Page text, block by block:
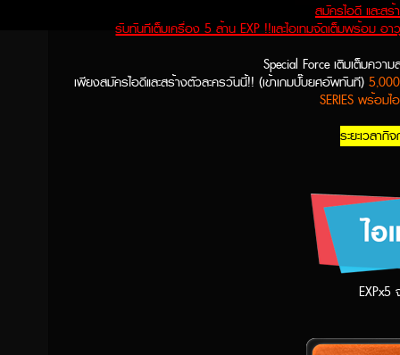
สมัครไอดี และส
รับทันทีเต็มเครื่อง 5 ล้าน EXP !!และไอเทมจัดเต็มพร้อม อา
Special Force เติมเต็มคว
เพียงสมัครไอดีและสร้างตัวละครวันนี้!! (เข้าเกมปั๊บยศอัพทันที)
SERIES พร้อมไ
ระยะเวลา
EXPx5